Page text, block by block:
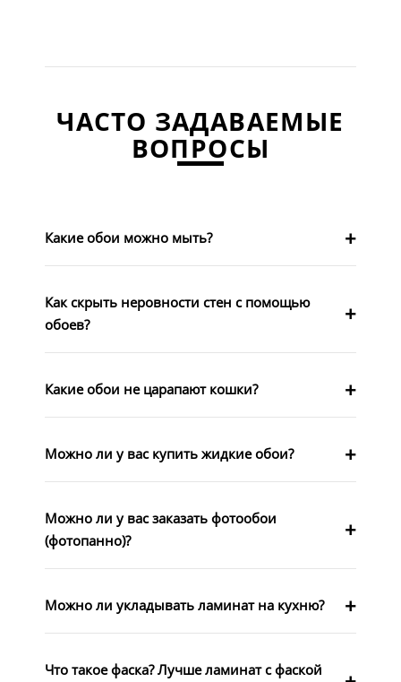
ЧАСТО ЗАДАВАЕМЫЕ
ВОПРОСЫ
Какие обои можно мыть?
Как скрыть неровности стен с помощью
обоев?
Какие обои не царапают кошки?
Можно ли у вас купить жидкие обои?
Можно ли у вас заказать фотообои
(фотопанно)?
Можно ли укладывать ламинат на кухню?
Что такое фаска? Лучше ламинат с фаской